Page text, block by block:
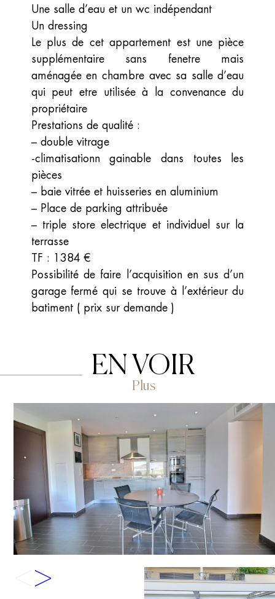
Une salle d’eau et un wc indépendant
Un dressing
Le plus de cet appartement est une pièce
supplémentaire sans fenetre mais
aménagée en chambre avec sa salle d’eau
qui peut etre utilisée à la convenance du
propriétaire
Prestations de qualité :
– double vitrage
-climatisationn gainable dans toutes les
pièces
– baie vitrée et huisseries en aluminium
– Place de parking attribuée
– triple store electrique et individuel sur la
terrasse
TF : 1384 €
Possibilité de faire l’acquisition en sus d’un
garage fermé qui se trouve à l’extérieur du
batiment ( prix sur demande )
EN VOIR
Plus
>